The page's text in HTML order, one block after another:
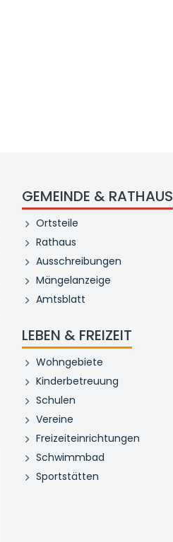
GEMEINDE & RATHAUS
Ortsteile
Rathaus
Ausschreibungen
Mängelanzeige
Amtsblatt
LEBEN & FREIZEIT
Wohngebiete
Kinderbetreuung
Schulen
Vereine
Freizeiteinrichtungen
Schwimmbad
Sportstätten